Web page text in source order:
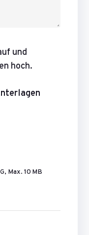
und
hoch.
Max. 10 MB